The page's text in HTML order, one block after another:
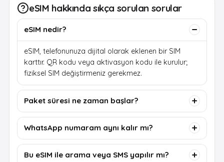
eSIM hakkında sıkça sorulan sorular
eSIM nedir?
eSIM, telefonunuza dijital olarak eklenen bir SIM
karttır. QR kodu veya aktivasyon kodu ile kurulur;
fiziksel SIM değiştirmeniz gerekmez.
Paket süresi ne zaman başlar?
WhatsApp numaram aynı kalır mı?
Bu eSIM ile arama veya SMS yapılır mı?